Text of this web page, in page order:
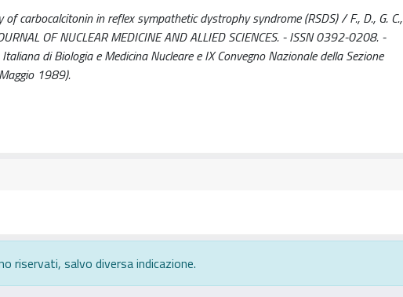
carbocalcitonin in reflex sympathetic dystrophy syndrome (RSDS) / F., D., G. C.,
OF NUCLEAR MEDICINE AND ALLIED SCIENCES. - ISSN 0392-0208. -
di Biologia e Medicina Nucleare e IX Convegno Nazionale della Sezione
1989).
riservati, salvo diversa indicazione.